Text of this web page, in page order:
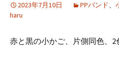
2023年7月10日 PPバンド、
haru
赤と黒の小かご、片側同色、2